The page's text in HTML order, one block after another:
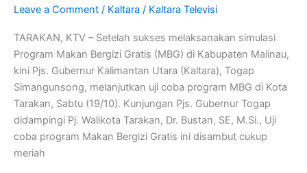
Leave a Comment / Kaltara / Kaltara Televisi
TARAKAN, KTV – Setelah sukses melaksanakan simulasi
Program Makan Bergizi Gratis (MBG) di Kabupaten Malinau,
kini Pjs. Gubernur Kalimantan Utara (Kaltara), Togap
Simangunsong, melanjutkan uji coba program MBG di Kota
Tarakan, Sabtu (19/10). Kunjungan Pjs. Gubernur Togap
didampingi Pj. Walikota Tarakan, Dr. Bustan, SE, M.Si., Uji
coba program Makan Bergizi Gratis ini disambut cukup
meriah
Kota
Tarakan
Libatkan
1.000
Siswa